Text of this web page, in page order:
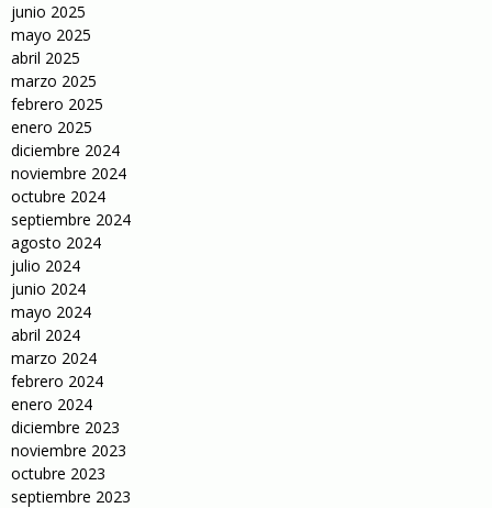
junio 2025
mayo 2025
abril 2025
marzo 2025
febrero 2025
enero 2025
diciembre 2024
noviembre 2024
octubre 2024
septiembre 2024
agosto 2024
julio 2024
junio 2024
mayo 2024
abril 2024
marzo 2024
febrero 2024
enero 2024
diciembre 2023
noviembre 2023
octubre 2023
septiembre 2023